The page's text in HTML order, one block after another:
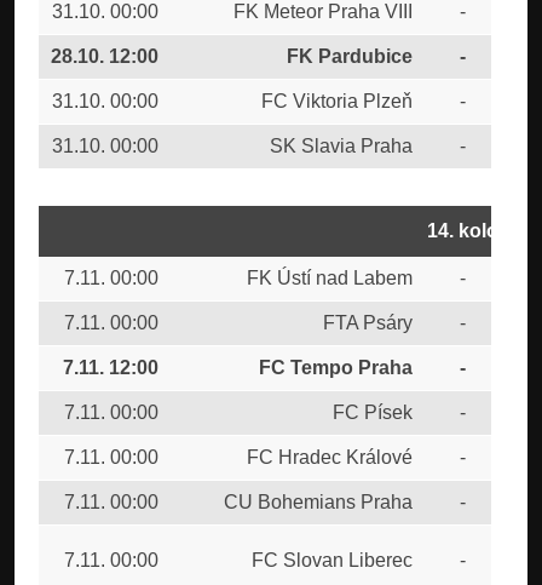
31.10. 00:00 FK Meteor Praha VIII -
28.10. 12:00 FK Pardubice -
31.10. 00:00 FC Viktoria Plzeň -
31.10. 00:00 SK Slavia Praha -
14. kolo
7.11. 00:00 FK Ústí nad Labem -
7.11. 00:00 FTA Psáry -
7.11. 12:00 FC Tempo Praha -
7.11. 00:00 FC Písek -
7.11. 00:00 FC Hradec Králové -
7.11. 00:00 CU Bohemians Praha -
7.11. 00:00 FC Slovan Liberec -